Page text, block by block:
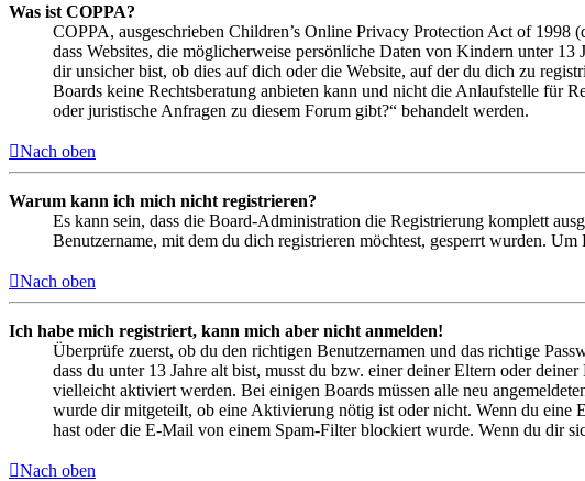
Was ist COPPA?
COPPA, ausgeschrieben Children’s Online Privacy Protection Act of
dass Websites, die möglicherweise persönliche Daten von Kindern unter
dir unsicher bist, ob dies auf dich oder die Website, auf der du dich zu
Boards keine Rechtsberatung anbieten kann und nicht die Anlaufstelle für
oder juristische Anfragen zu diesem Forum gibt?“ behandelt werden.
Nach oben
Warum kann ich mich nicht registrieren?
Es kann sein, dass die Board-Administration die Registrierung komplett
Benutzername, mit dem du dich registrieren möchtest, gesperrt wurden.
Nach oben
Ich habe mich registriert, kann mich aber nicht anmelden!
Überprüfe zuerst, ob du den richtigen Benutzernamen und das richtige
dass du unter 13 Jahre alt bist, musst du bzw. einer deiner Eltern oder
vielleicht aktiviert werden. Bei einigen Boards müssen alle neu
wurde dir mitgeteilt, ob eine Aktivierung nötig ist oder nicht. Wenn du eine
hast oder die E-Mail von einem Spam-Filter blockiert wurde. Wenn du dir
Nach oben